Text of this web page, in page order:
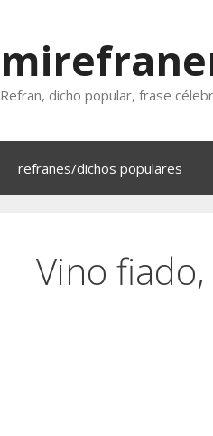
Refran, dicho popular, frase
refranes/dichos populares
Vino